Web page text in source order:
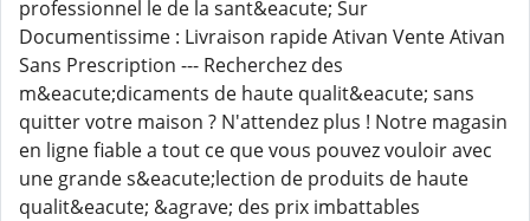
professionnel le de la sant&eacute; Sur
Documentissime : Livraison rapide Ativan Vente Ativan
Sans Prescription --- Recherchez des
m&eacute;dicaments de haute qualit&eacute; sans
quitter votre maison ? N'attendez plus ! Notre magasin
en ligne fiable a tout ce que vous pouvez vouloir avec
une grande s&eacute;lection de produits de haute
qualit&eacute; &agrave; des prix imbattables